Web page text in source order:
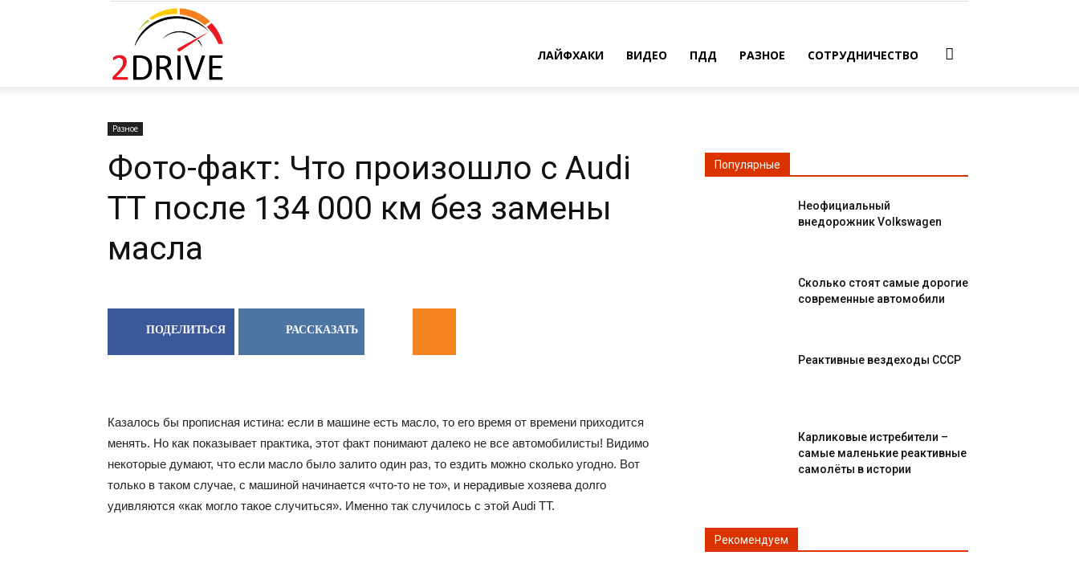
ЛАЙФХАКИ ВИДЕО ПДД РАЗНОЕ СОТРУДНИЧЕСТВО
Разное
Фото-факт: Что произошло с Audi
TT после 134 000 км без замены
масла
ПОДЕЛИТЬСЯ РАССКАЗАТЬ
Казалось бы прописная истина: если в машине есть масло, то его время от времени приходится
менять. Но как показывает практика, этот факт понимают далеко не все автомобилисты! Видимо
некоторые думают, что если масло было залито один раз, то ездить можно сколько угодно. Вот
только в таком случае, с машиной начинается «что-то не то», и нерадивые хозяева долго
удивляются «как могло такое случиться». Именно так случилось с этой Audi TT.
Популярные
Неофициальный
внедорожник Volkswagen
Сколько стоят самые дорогие
современные автомобили
Реактивные вездеходы СССР
Карликовые истребители –
самые маленькие реактивные
самолёты в истории
Рекомендуем